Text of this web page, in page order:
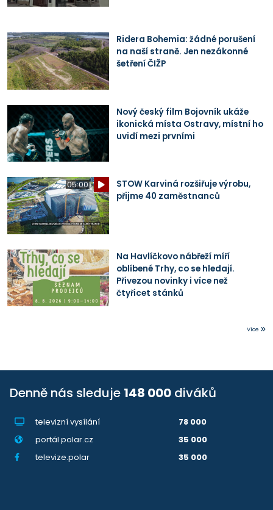
Ridera Bohemia: žádné porušení
na naší straně. Jen nezákonné
šetření ČIŽP
Nový český film Bojovník ukáže
ikonická místa Ostravy, místní ho
uvidí mezi prvními
05:00
STOW Karviná rozšiřuje výrobu,
přijme 40 zaměstnanců
Na Havlíčkovo nábřeží míří
oblíbené Trhy, co se hledají.
Přivezou novinky i více než
čtyřicet stánků
Více
Denně nás sleduje 148 000 diváků
televizní vysílání
78 000
portál polar.cz
35 000
televize.polar
35 000